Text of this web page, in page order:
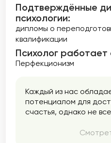
Подтверждённые
психологии:
дипломы о
квалификации
Психолог
Перфекционизм
Каждый из нас
потенциалом для
счастья, однако не
заключается в том,